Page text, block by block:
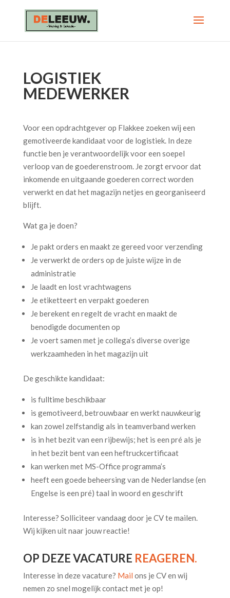
LOGISTIEK
MEDEWERKER
Voor een opdrachtgever op Flakkee zoeken wij een
gemotiveerde kandidaat voor de logistiek. In deze
functie ben je verantwoordelijk voor een soepel
verloop van de goederenstroom. Je zorgt ervoor dat
inkomende en uitgaande goederen correct worden
verwerkt en dat het magazijn netjes en georganiseerd
blijft.
Wat ga je doen?
Je pakt orders en maakt ze gereed voor verzending
Je verwerkt de orders op de juiste wijze in de
administratie
Je laadt en lost vrachtwagens
Je etiketteert en verpakt goederen
Je berekent en regelt de vracht en maakt de
benodigde documenten op
Je voert samen met je collega’s diverse overige
werkzaamheden in het magazijn uit
De geschikte kandidaat:
is fulltime beschikbaar
is gemotiveerd, betrouwbaar en werkt nauwkeurig
kan zowel zelfstandig als in teamverband werken
is in het bezit van een rijbewijs; het is een pré als je
in het bezit bent van een heftruckcertificaat
kan werken met MS-Office programma’s
heeft een goede beheersing van de Nederlandse (en
Engelse is een pré) taal in woord en geschrift
Interesse? Solliciteer vandaag door je CV te mailen.
Wij kijken uit naar jouw reactie!
OP DEZE VACATURE REAGEREN.
Interesse in deze vacature? Mail ons je CV en wij
nemen zo snel mogelijk contact met je op!